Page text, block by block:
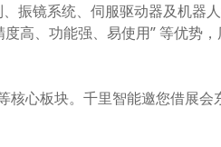
振镜系统、伺服驱动器及机器
高、功能强、易使用” 等优势
心板块。千里智能邀您借展会